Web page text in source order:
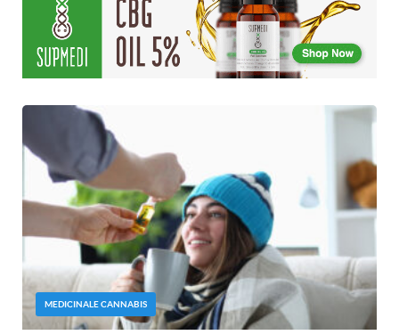
MEDICINALE CANNABIS